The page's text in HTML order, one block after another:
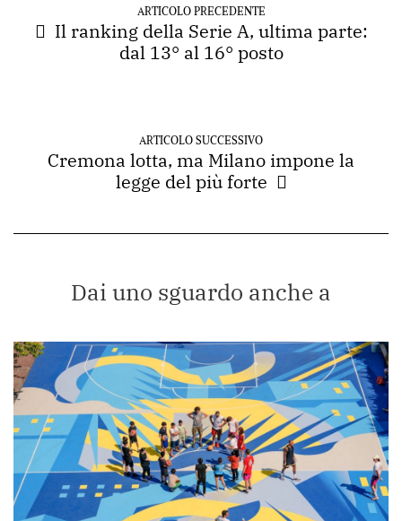
ARTICOLO PRECEDENTE
Il ranking della Serie A, ultima parte:
dal 13° al 16° posto
ARTICOLO SUCCESSIVO
Cremona lotta, ma Milano impone la
legge del più forte
Dai uno sguardo anche a